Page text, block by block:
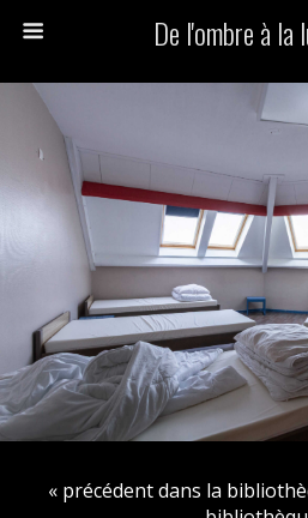
De l'ombre à la
« précédent dans la